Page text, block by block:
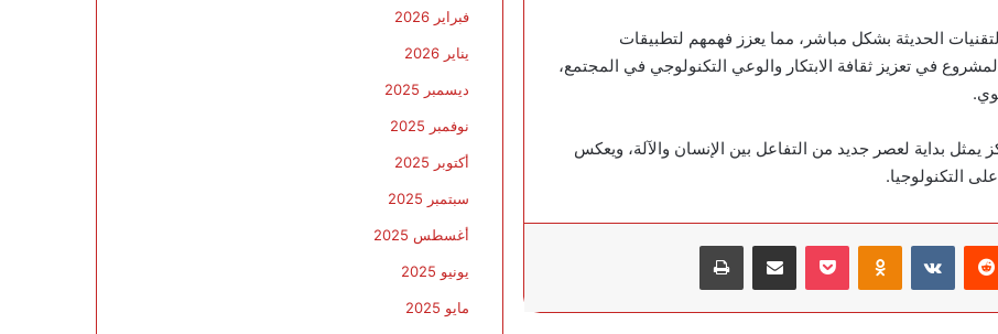
الحديثة بشكل مباشر، مما يعزز فهمهم لتطبيقات
في تعزيز ثقافة الابتكار والوعي التكنولوجي في المجتمع،
يمثل بداية لعصر جديد من التفاعل بين الإنسان والآلة، ويعكس
التكنولوجيا.
فبراير 2026
يناير 2026
ديسمبر 2025
نوفمبر 2025
أكتوبر 2025
سبتمبر 2025
أغسطس 2025
يونيو 2025
مايو 2025